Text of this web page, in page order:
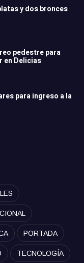
y dos bronces
pedestre para
en Delicias
para ingreso a la
PORTADA
TECNOLOGÍA